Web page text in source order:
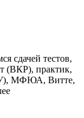
сдачей тестов,
(ВКР), практик,
МФЮА, Витте,